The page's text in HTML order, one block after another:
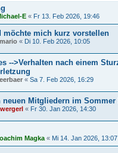
E « Fr 13. Feb 2026, 19:46
möchte mich kurz vorstellen
« Di 10. Feb 2026, 10:05
-->Verhalten nach einem
« Sa 7. Feb 2026, 16:29
neuen Mitgliedern im Sommer
« Fr 30. Jan 2026, 14:30
Magka « Mi 14. Jan 2026, 13:07